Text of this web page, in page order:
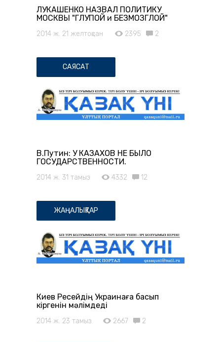
ЛУКАШЕНКО НАЗВАЛ ПОЛИТИКУ
МОСКВЫ "ГЛУПОЙ и БЕЗМОЗГЛОЙ"
2014 ж. 21 желтоқсан 2395 2
САЯСАТ
В.Путин: У КАЗАХОВ НЕ БЫЛО
ГОСУДАРСТВЕННОСТИ.
2014 ж. 31 тамыз 4332 12
ЖАҢАЛЫҚТАР
Киев Ресейдің Украинаға басып
кіргенін мәлімдеді
2014 ж. 23 тамыз 2667 2